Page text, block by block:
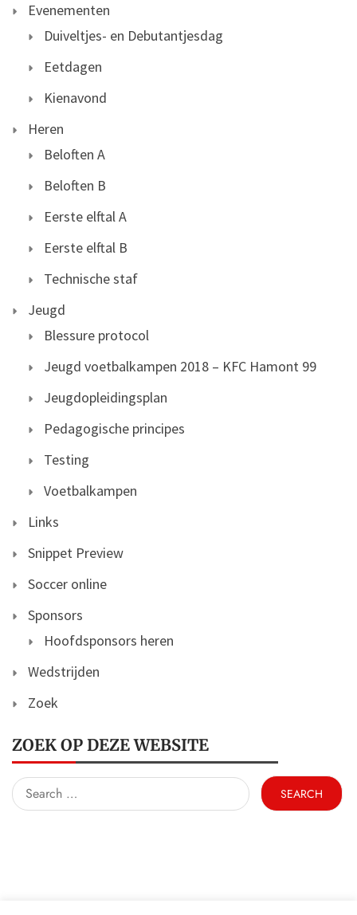
Evenementen
Duiveltjes- en Debutantjesdag
Eetdagen
Kienavond
Heren
Beloften A
Beloften B
Eerste elftal A
Eerste elftal B
Technische staf
Jeugd
Blessure protocol
Jeugd voetbalkampen 2018 – KFC Hamont 99
Jeugdopleidingsplan
Pedagogische principes
Testing
Voetbalkampen
Links
Snippet Preview
Soccer online
Sponsors
Hoofdsponsors heren
Wedstrijden
Zoek
ZOEK OP DEZE WEBSITE
Search
for: